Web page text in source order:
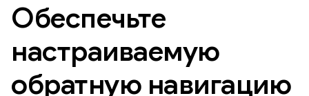
Обеспечьте
настраиваемую
обратную навигацию